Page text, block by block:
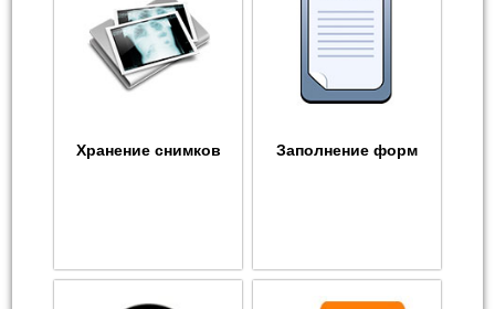
Хранение снимков Заполнение форм